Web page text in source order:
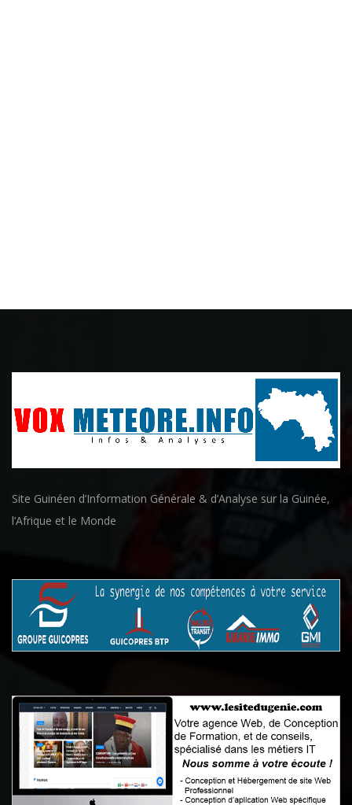
Site Guinéen d’Information Générale & d’Analyse sur la Guinée,
l’Afrique et le Monde